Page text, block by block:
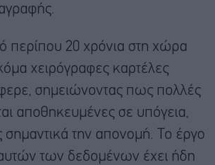
περίπου 20 χρόνια στη χώρα
χειρόγραφες καρτέλες
σημειώνοντας πως πολλές
αποθηκευμένες σε υπόγεια,
την απονομή. Το έργο
των δεδομένων έχει ήδη